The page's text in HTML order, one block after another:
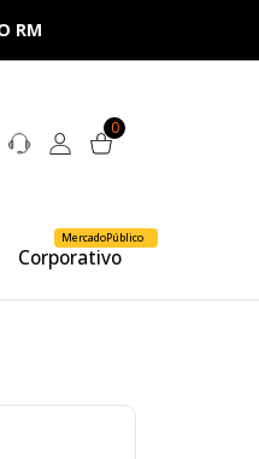
0
Corporativo
MercadoPúblico
RM